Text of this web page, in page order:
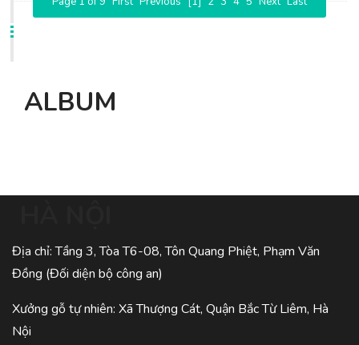
ALBUM
Địa chỉ: Tầng 3, Tòa T6-08, Tôn Quang Phiệt, Phạm Văn
Đồng (Đối diện bộ công an)
Xưởng gỗ tự nhiên: Xã Thượng Cát, Quận Bắc Từ Liêm, Hà
Nội